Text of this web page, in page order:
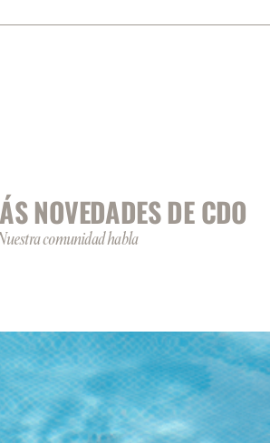
NOVEDADES DE CDO
comunidad habla